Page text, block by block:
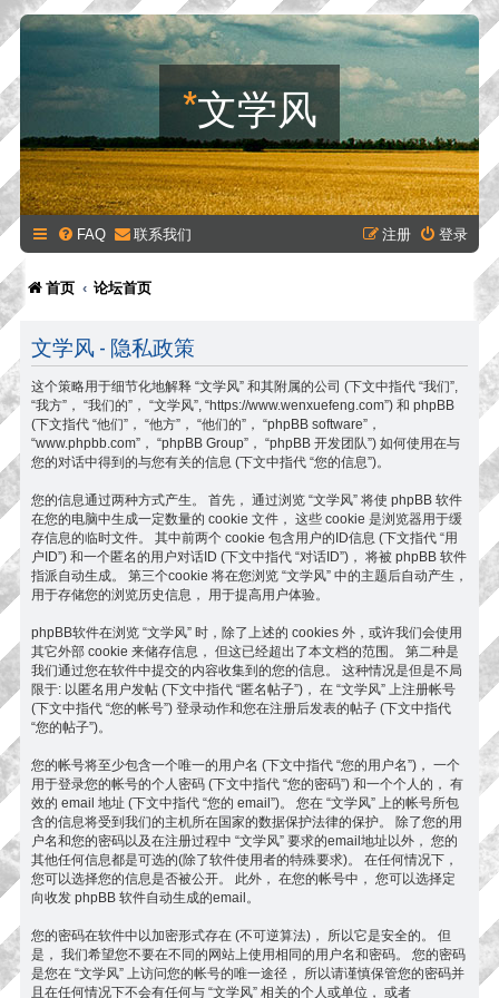
*文学风
FAQ 联系我们 登录
注册
首页 论坛首页
文学风 - 隐私政策
这个策略用于细节化地解释 “文学风” 和其附属的公司 (下文中指代 “我们”,
“我方”， “我们的”， “文学风”, “https://www.wenxuefeng.com”) 和 phpBB
(下文指代 “他们”， “他方”， “他们的”， “phpBB software”，
“www.phpbb.com”， “phpBB Group”， “phpBB 开发团队”) 如何使用在与
您的对话中得到的与您有关的信息 (下文中指代 “您的信息”)。
您的信息通过两种方式产生。 首先， 通过浏览 “文学风” 将使 phpBB 软件
在您的电脑中生成一定数量的 cookie 文件， 这些 cookie 是浏览器用于缓
存信息的临时文件。 其中前两个 cookie 包含用户的ID信息 (下文指代 “用
户ID”) 和一个匿名的用户对话ID (下文中指代 “对话ID”)， 将被 phpBB 软件
指派自动生成。 第三个cookie 将在您浏览 “文学风” 中的主题后自动产生，
用于存储您的浏览历史信息， 用于提高用户体验。
phpBB软件在浏览 “文学风” 时，除了上述的 cookies 外，或许我们会使用
其它外部 cookie 来储存信息， 但这已经超出了本文档的范围。 第二种是
我们通过您在软件中提交的内容收集到的您的信息。 这种情况是但是不局
限于: 以匿名用户发帖 (下文中指代 “匿名帖子”)， 在 “文学风” 上注册帐号
(下文中指代 “您的帐号”) 登录动作和您在注册后发表的帖子 (下文中指代
“您的帖子”)。
您的帐号将至少包含一个唯一的用户名 (下文中指代 “您的用户名”)， 一个
用于登录您的帐号的个人密码 (下文中指代 “您的密码”) 和一个个人的， 有
效的 email 地址 (下文中指代 “您的 email”)。 您在 “文学风” 上的帐号所包
含的信息将受到我们的主机所在国家的数据保护法律的保护。 除了您的用
户名和您的密码以及在注册过程中 “文学风” 要求的email地址以外， 您的
其他任何信息都是可选的(除了软件使用者的特殊要求)。 在任何情况下，
您可以选择您的信息是否被公开。 此外， 在您的帐号中， 您可以选择定
向收发 phpBB 软件自动生成的email。
您的密码在软件中以加密形式存在 (不可逆算法)， 所以它是安全的。 但
是， 我们希望您不要在不同的网站上使用相同的用户名和密码。 您的密码
是您在 “文学风” 上访问您的帐号的唯一途径， 所以请谨慎保管您的密码并
且在任何情况下不会有任何与 “文学风” 相关的个人或单位， 或者